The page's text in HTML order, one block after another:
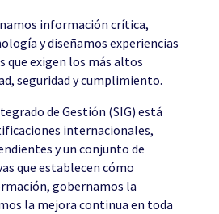
información crítica,
y diseñamos experiencias
que exigen los más altos
seguridad y cumplimiento.
de Gestión (SIG) está
internacionales,
y un conjunto de
que establecen cómo
gobernamos la
la mejora continua en toda